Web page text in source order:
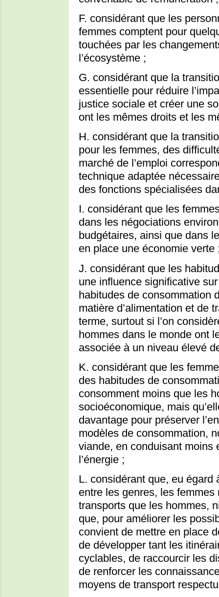
F. considérant que les
femmes comptent pour
touchées par les
l’écosystème ;
G. considérant que la
essentielle pour réduire
justice sociale et créer une
ont les mêmes droits et les
H. considérant que la
pour les femmes, des
marché de l’emploi
technique adaptée
des fonctions spécialisées
I. considérant que les
dans les négociations
budgétaires, ainsi que dans
en place une économie verte
J. considérant que les
une influence significative
habitudes de consommation
matière d’alimentation et de
terme, surtout si l’on
hommes dans le monde ont
associée à un niveau élevé
K. considérant que les
des habitudes de
consomment moins que les
socioéconomique, mais
davantage pour préserver
modèles de consommation,
viande, en conduisant moins
l’énergie ;
L. considérant que, eu égard
entre les genres, les femmes
transports que les hommes,
que, pour améliorer les
convient de mettre en place
de développer tant les
cyclables, de raccourcir les
de renforcer les
moyens de transport